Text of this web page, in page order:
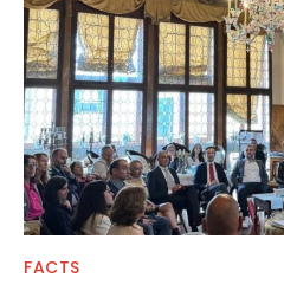
FACTS